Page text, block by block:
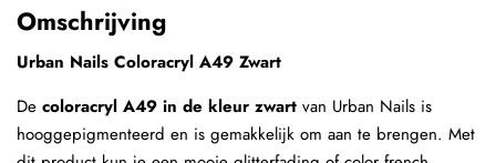
Omschrijving
Urban Nails Coloracryl A49 Zwart
De coloracryl A49 in de kleur zwart van Urban Nails is
hooggepigmenteerd en is gemakkelijk om aan te brengen. Met